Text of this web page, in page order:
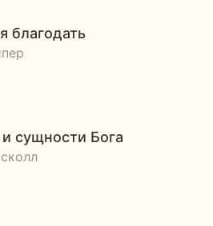
благодать
cущности Бога